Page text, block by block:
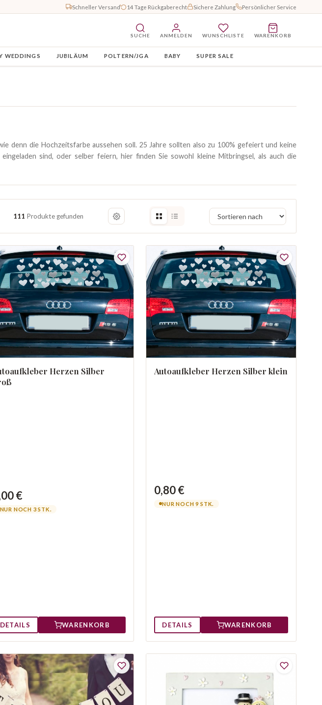
Schneller Versand 14 Tage Rückgaberecht Sichere Zahlung Persönlicher Service
SUCHE ANMELDEN WUNSCHLISTE WARENKORB
WEDDINGS JUBILÄUM POLTERN/JGA BABY SUPER SALE
denn die Hochzeitsfarbe aussehen soll. 25 Jahre sollten also zu 100% gefeiert und keine
sind, oder selber feiern, hier finden Sie sowohl kleine Mitbringsel, als auch die
111 Produkte gefunden
Herzen Silber
€
NUR NOCH 3 STK.
DETAILS WARENKORB
Autoaufkleber Herzen Silber klein
0,80 €
NUR NOCH 9 STK.
DETAILS WARENKORB